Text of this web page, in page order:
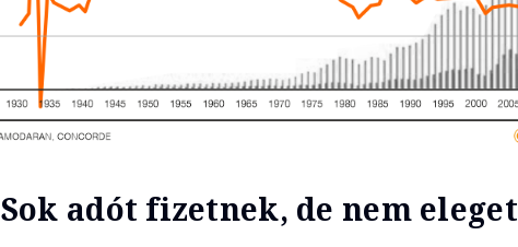
Sok adót fizetnek, de nem eleget